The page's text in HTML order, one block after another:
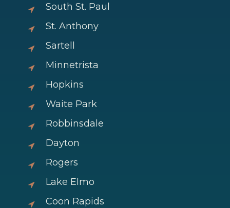
South St. Paul
St. Anthony
Sartell
Minnetrista
Hopkins
Waite Park
Robbinsdale
Dayton
Rogers
Lake Elmo
Coon Rapids